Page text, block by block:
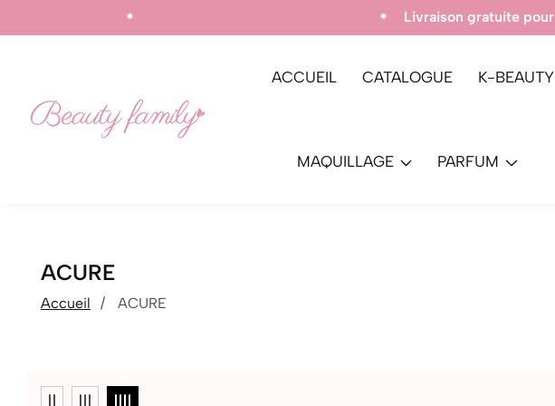
les commandes supérieures à 600 DH.
ACCUEIL CATALOGUE K-BEAUTY
MAQUILLAGE PARFUM
COLLECTION:
ACURE
Accueil ACURE